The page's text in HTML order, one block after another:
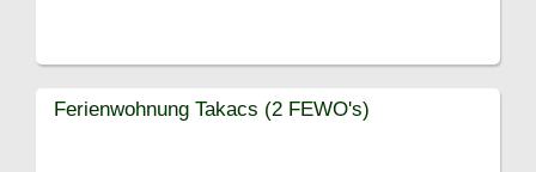
Ferienwohnung Takacs (2 FEWO's)